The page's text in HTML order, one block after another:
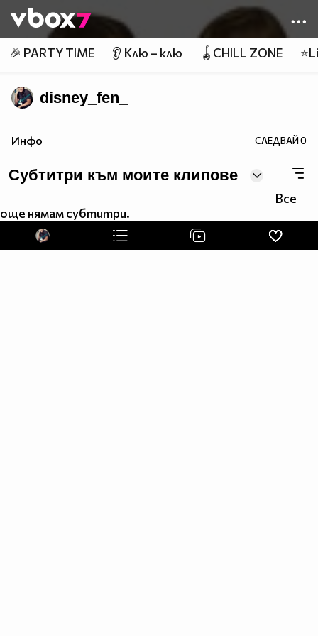
👾
🎉 PARTY TIME 👂 Клю – клю 🪀CHILL ZONE
disney_fen_
Инфо СЛЕДВАЙ0
Субтитри към моите клипове
Все
още нямам субтитри.